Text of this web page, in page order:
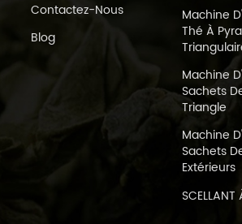
Contactez-Nous
Blog
Machine
Thé À
Machine
Sachets
Triangle
Machine
Sachets
Extérieurs
SCELLANT